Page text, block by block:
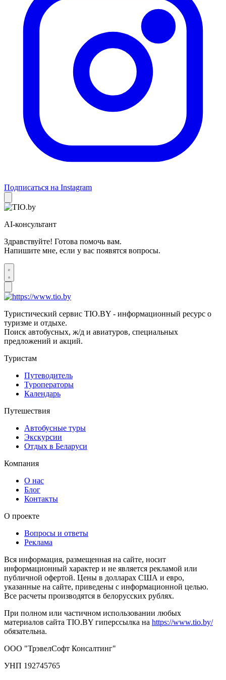
Подписаться на Instagram
AI-консультант
Здравствуйте! Готова помочь вам.
Напишите мне, если у вас появятся вопросы.
Туристический сервис TIO.BY - информационный ресурс о
туризме и отдыхе.
Поиск автобусных, ж/д и авиатуров, специальных
предложений и акций.
Туристам
Путеводитель
Туроператоры
Календарь
Путешествия
Автобусные туры
Экскурсии
Отдых в Беларуси
Компания
О нас
Блог
Контакты
О проекте
Вопросы и ответы
Реклама
Вся информация, размещенная на сайте, носит
информационный характер и не является рекламой или
публичной офертой. Цены в долларах США и евро,
указанные на сайте, приведены с информационной целью.
Все расчеты производятся в белорусских рублях.
При полном или частичном использовании любых
материалов сайта TIO.BY гиперссылка на https://www.tio.by/
обязательна.
ООО "ТрэвелСофт Консалтинг"
УНП 192745765